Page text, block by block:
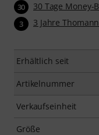
30 30 Tage Money-
3 3 Jahre
Erhältlich seit
Artikelnummer
Verkaufseinheit
Größe